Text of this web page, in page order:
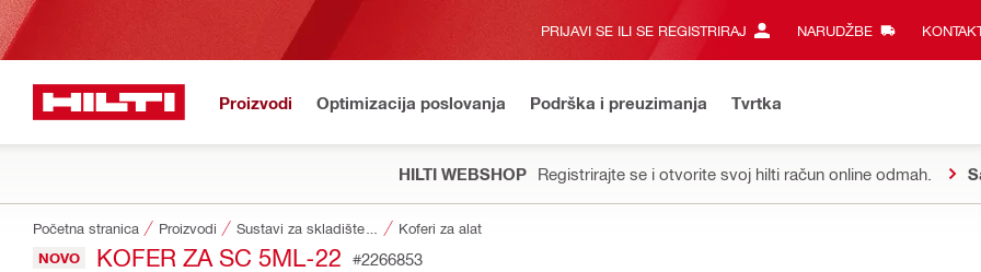
PRIJAVI SE ILI SE REGISTRIRAJ NARUDŽBE
Proizvodi Optimizacija poslovanja Podrška i preuzimanja Tvrtka
HILTI WEBSHOP Registrirajte se i otvorite svoj hilti račun online odmah.
Početna stranica Proizvodi Koferi za alat
NOVO KOFER ZA SC 5ML-22 #2266853